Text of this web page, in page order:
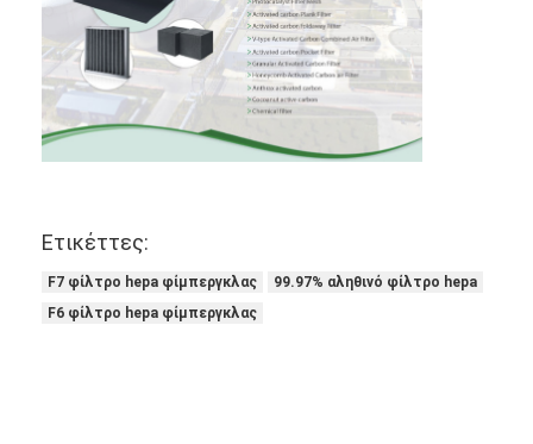
Σπίτι
Βίντεο
Σχετικά με εμάς
Ετικέττες:
F7 φίλτρο hepa φίμπεργκλας
99.97% αληθινό φίλτρο hepa
F6 φίλτρο hepa φίμπεργκλας